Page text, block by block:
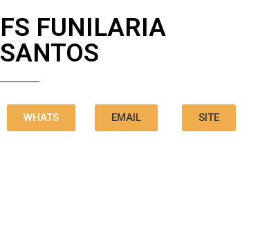
FS FUNILARIA
SANTOS
WHATS EMAIL SITE